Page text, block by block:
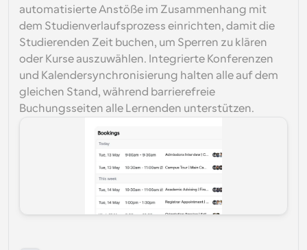
automatisierte Anstöße im Zusammenhang mit
dem Studienverlaufsprozess einrichten, damit die
Studierenden Zeit buchen, um Sperren zu klären
oder Kurse auszuwählen. Integrierte Konferenzen
und Kalendersynchronisierung halten alle auf dem
gleichen Stand, während barrierefreie
Buchungsseiten alle Lernenden unterstützen.